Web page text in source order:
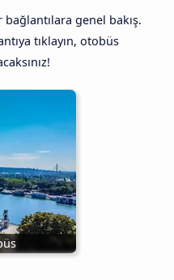
genel bakış.
tıklayın, otobüs